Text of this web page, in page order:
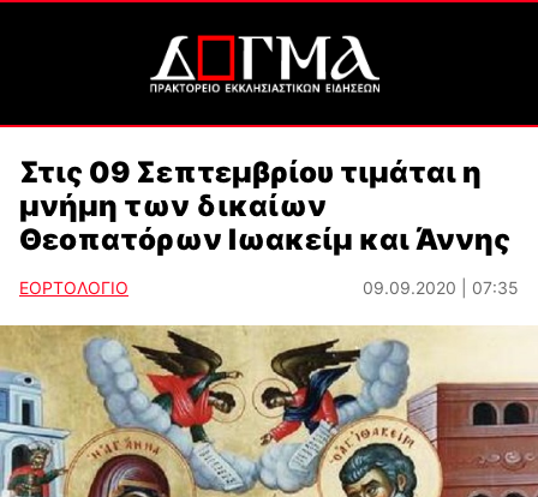
Στις 09 Σεπτεμβρίου τιμάται η
μνήμη των δικαίων
Θεοπατόρων Ιωακείμ και Άννης
ΕΟΡΤΟΛΟΓΙΟ 09.09.2020 | 07:35